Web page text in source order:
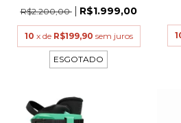
R$2.200,00
R$1.999,00
10 x de R$199,90 sem juros
ESGOTADO